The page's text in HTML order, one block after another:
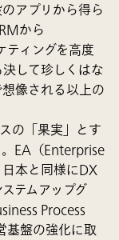
アプリから得ら
から
ィングを高度
して珍しくはな
像される以上の
の「果実」とす
EA（Enterprise
本と同様にDX
テムアップグ
Process
基盤の強化に取